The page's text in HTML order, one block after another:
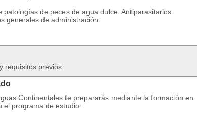
de peces de agua dulce. Antiparasitarios.
generales de administración.
requisitos previos
Continentales te prepararás mediante la formación en
el programa de estudio: